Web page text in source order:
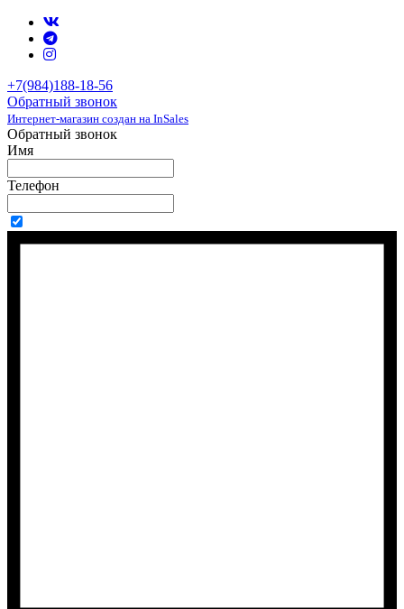
+7(984)188-18-56
Обратный звонок
Интернет-магазин создан на InSales
Обратный звонок
Имя
Телефон